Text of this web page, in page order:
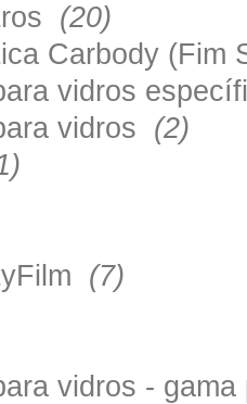
(20)
Carbody
vidros
vidros (2)
(7)
vidros -